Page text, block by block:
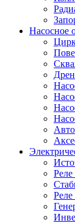
Насосное